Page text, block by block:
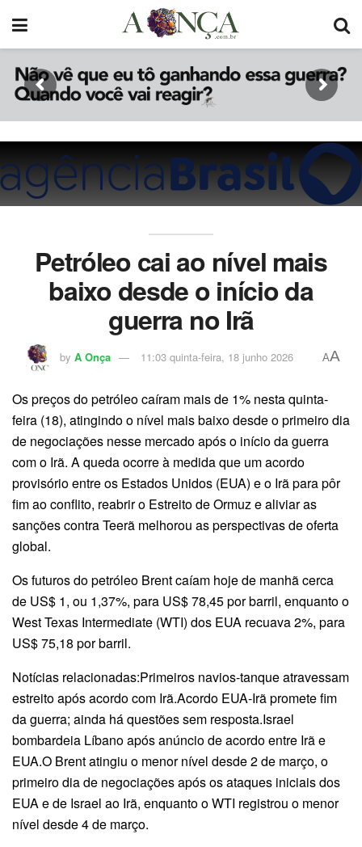
Petróleo cai ao nível mais
baixo desde o início da
guerra no Irã
by A Onça 11:03 quinta-feira, 18 junho 2026 AA
Os preços do petróleo caíram mais de 1% nesta quinta-
feira (18), atingindo o nível mais baixo desde o primeiro dia
de negociações nesse mercado após o início da guerra
com o Irã. A queda ocorre à medida que um acordo
provisório entre os Estados Unidos (EUA) e o Irã para pôr
fim ao conflito, reabrir o Estreito de Ormuz e aliviar as
sanções contra Teerã melhorou as perspectivas de oferta
global.
Os futuros do petróleo Brent caíam hoje de manhã cerca
de US$ 1, ou 1,37%, para US$ 78,45 por barril, enquanto o
West Texas Intermediate (WTI) dos EUA recuava 2%, para
US$ 75,18 por barril.
Notícias relacionadas:Primeiros navios-tanque atravessam
estreito após acordo com Irã.Acordo EUA-Irã promete fim
da guerra; ainda há questões sem resposta.Israel
bombardeia Líbano após anúncio de acordo entre Irã e
EUA.O Brent atingiu o menor nível desde 2 de março, o
primeiro dia de negociações após os ataques iniciais dos
EUA e de Israel ao Irã, enquanto o WTI registrou o menor
nível desde 4 de março.